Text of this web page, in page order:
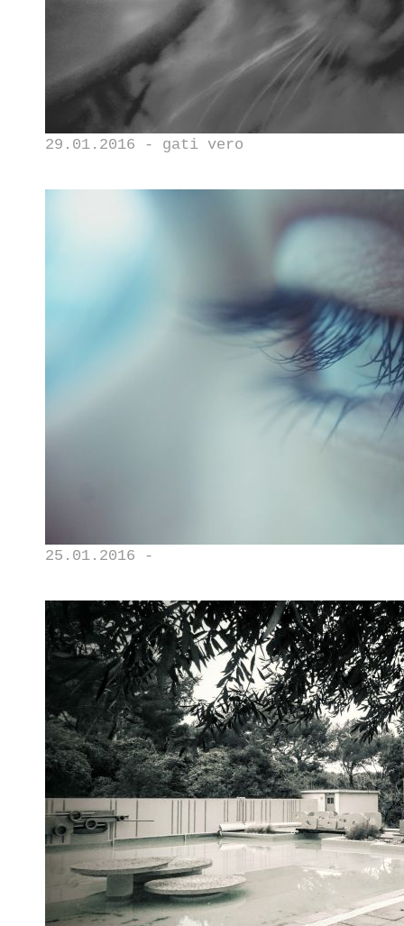
29.01.2016 - gati vero
25.01.2016 -